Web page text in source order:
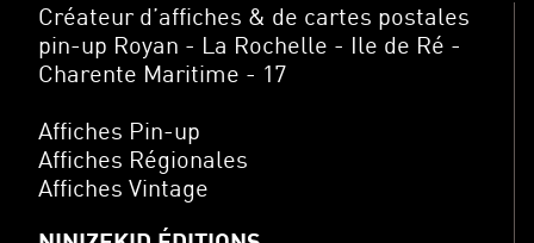
Créateur d’affiches & de cartes postales
pin-up Royan - La Rochelle - Ile de Ré -
Charente Maritime - 17
Affiches Pin-up
Affiches Régionales
Affiches Vintage